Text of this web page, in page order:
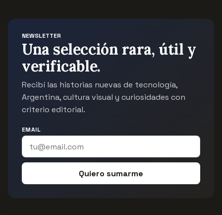
NEWSLETTER
Una selección rara, útil y
verificable.
Recibí las historias nuevas de tecnología,
Argentina, cultura visual y curiosidades con
criterio editorial.
EMAIL
Quiero sumarme